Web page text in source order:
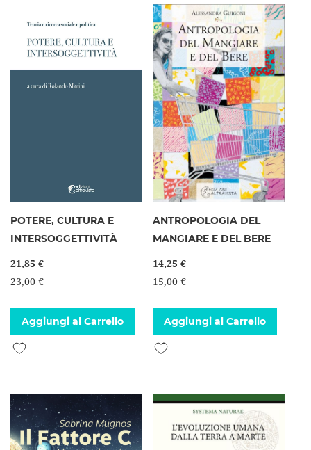
POTERE, CULTURA E
INTERSOGGETTIVITÀ
21,85 €
23,00 €
Aggiungi al Carrello
Aggiungi alla lista desideri
ANTROPOLOGIA DEL
MANGIARE E DEL BERE
14,25 €
15,00 €
Aggiungi al Carrello
Aggiungi alla lista desideri